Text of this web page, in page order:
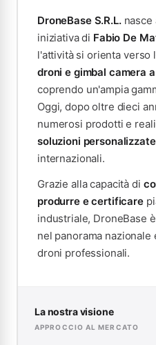
DroneBase S.R.L.nasce
iniziativa di Fabio De
l'attività si orienta verso
droni e gimbal camera
coprendo un'ampia
Oggi, dopo oltre dieci
numerosi prodotti e
soluzioni personalizzate
internazionali.
Grazie alla capacità di
produrre e certificare
industriale, DroneBase
nel panorama
droni professionali.
La nostra visione
APPROCCIO AL MERCATO